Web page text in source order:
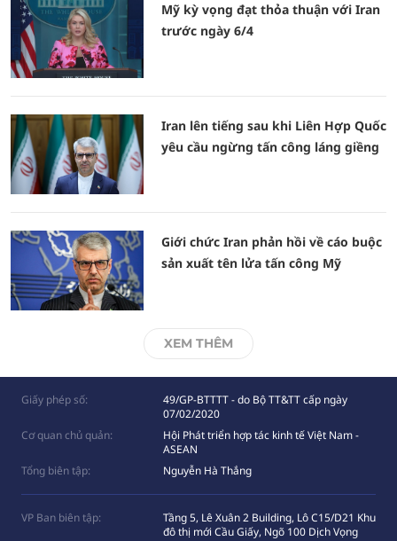
Mỹ kỳ vọng đạt thỏa thuận với Iran
trước ngày 6/4
Iran lên tiếng sau khi Liên Hợp Quốc
yêu cầu ngừng tấn công láng giềng
Giới chức Iran phản hồi về cáo buộc
sản xuất tên lửa tấn công Mỹ
XEM THÊM
Giấy phép số:
49/GP-BTTTT - do Bộ TT&TT cấp ngày
07/02/2020
Cơ quan chủ quản:
Hội Phát triển hợp tác kinh tế Việt Nam -
ASEAN
Tổng biên tập:
Nguyễn Hà Thắng
VP Ban biên tập:
Tầng 5, Lê Xuân 2 Building, Lô C15/D21 Khu
đô thị mới Cầu Giấy, Ngõ 100 Dịch Vọng